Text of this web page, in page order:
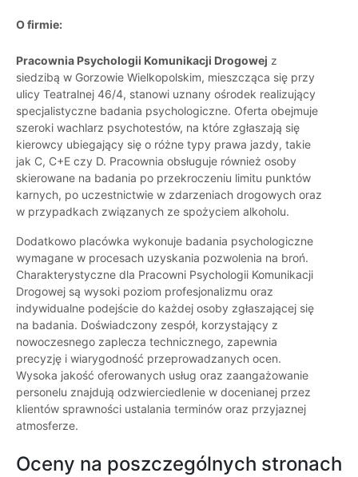
O firmie:
Pracownia Psychologii Komunikacji Drogowej z
siedzibą w Gorzowie Wielkopolskim, mieszcząca się przy
ulicy Teatralnej 46/4, stanowi uznany ośrodek realizujący
specjalistyczne badania psychologiczne. Oferta obejmuje
szeroki wachlarz psychotestów, na które zgłaszają się
kierowcy ubiegający się o różne typy prawa jazdy, takie
jak C, C+E czy D. Pracownia obsługuje również osoby
skierowane na badania po przekroczeniu limitu punktów
karnych, po uczestnictwie w zdarzeniach drogowych oraz
w przypadkach związanych ze spożyciem alkoholu.
Dodatkowo placówka wykonuje badania psychologiczne
wymagane w procesach uzyskania pozwolenia na broń.
Charakterystyczne dla Pracowni Psychologii Komunikacji
Drogowej są wysoki poziom profesjonalizmu oraz
indywidualne podejście do każdej osoby zgłaszającej się
na badania. Doświadczony zespół, korzystający z
nowoczesnego zaplecza technicznego, zapewnia
precyzję i wiarygodność przeprowadzanych ocen.
Wysoka jakość oferowanych usług oraz zaangażowanie
personelu znajdują odzwierciedlenie w docenianej przez
klientów sprawności ustalania terminów oraz przyjaznej
atmosferze.
Oceny na poszczególnych stronach